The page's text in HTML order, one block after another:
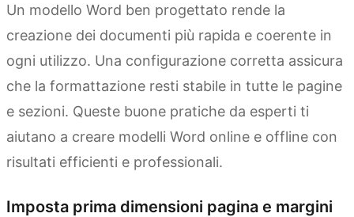
Un modello Word ben progettato rende la
creazione dei documenti più rapida e coerente in
ogni utilizzo. Una configurazione corretta assicura
che la formattazione resti stabile in tutte le pagine
e sezioni. Queste buone pratiche da esperti ti
aiutano a creare modelli Word online e offline con
risultati efficienti e professionali.
Imposta prima dimensioni pagina e margini